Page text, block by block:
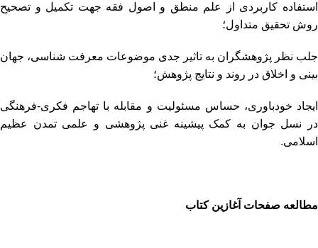
استفاده کاربردی از علم منطق و اصول فقه جهت تکمیل و تصحیح
روش تحقیق متداول؛
جلب نظر پژوهشگران به تاثیر جدی موضوعات معرفت شناسی، جهان
بینی و اخلاق در روند و نتایج پژوهش؛
ایجاد خودباوری، حساس مسئولیت و مقابله با تهاجم فکری-فرهنگی
در نسل جوان به کمک پیشینه غنی پژوهشی و علمی تمدن عظیم
اسلامی.
مطالعه صفحات آغازین کتاب